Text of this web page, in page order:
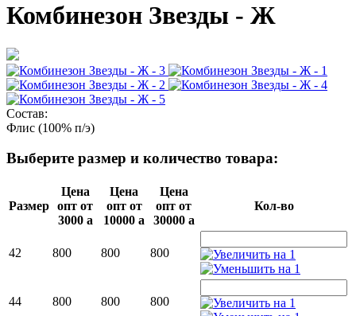
Комбинезон Звезды - Ж
Состав:
Флис (100% п/э)
Выберите размер и количество товара:
Размер
Цена
опт от
3000 a
Цена
опт от
10000 a
Цена
опт от
30000 a
Кол-во
42 800 800 800
44 800 800 800